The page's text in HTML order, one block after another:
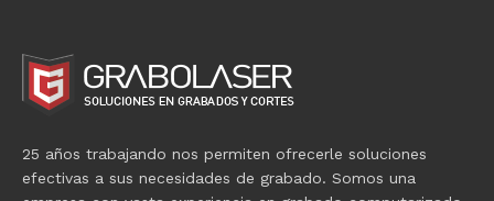
25 años trabajando nos permiten ofrecerle soluciones
efectivas a sus necesidades de grabado. Somos una